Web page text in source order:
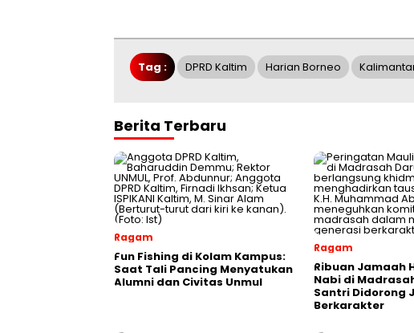
Tag : DPRD Kaltim Harian Borneo
Berita Terbaru
Ragam
Fun Fishing di Kolam Kampus:
Saat Tali Pancing Menyatukan
Alumni dan Civitas Unmul
Ragam
Ribuan Jamaah
Nabi di
Santri Didorong
Berkarakter